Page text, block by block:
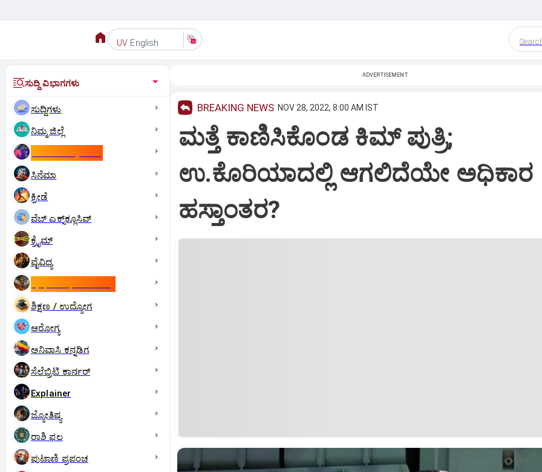
UV English
ಸುದ್ದಿ ವಿಭಾಗಗಳು
ಸುದ್ದಿಗಳು
ನಿಮ್ಮ ಜಿಲ್ಲೆ
ಸಿನೆಮಾ
ಕ್ರೀಡೆ
ವೆಬ್ ಎಕ್ಸ್‌ಕ್ಲೂಸಿವ್
ಕ್ರೈಮ್
ವೈವಿಧ್ಯ
ಶಿಕ್ಷಣ / ಉದ್ಯೋಗ
ಆರೋಗ್ಯ
ಅನಿವಾಸಿ ಕನ್ನಡಿಗ
ಸೆಲೆಬ್ರಿಟಿ ಕಾರ್ನರ್‌
Explainer
ಜ್ಯೋತಿಷ್ಯ
ರಾಶಿ ಫಲ
ಪುಟಾಣಿ ಪ್ರಪಂಚ
ADVERTISEMENT
BREAKING NEWS NOV 28, 2022, 8:00 AM IST
ಮತ್ತೆ ಕಾಣಿಸಿಕೊಂಡ ಕಿಮ್‌ ಪುತ್ರಿ;
ಉ.ಕೊರಿಯಾದಲ್ಲಿ ಆಗಲಿದೆಯೇ ಅಧಿಕಾರ
ಹಸ್ತಾಂತರ?